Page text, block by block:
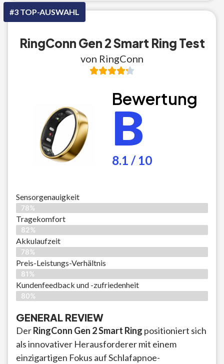
#3 TOP-AUSWAHL
RingConn Gen 2 Smart Ring Test
von RingConn
Bewertung
B
8.1 / 10
Sensorgenauigkeit
78%
Tragekomfort
82%
Akkulaufzeit
78%
Preis-Leistungs-Verhältnis
81%
Kundenfeedback und -zufriedenheit
80%
GENERAL REVIEW
DerRingConn Gen 2 Smart Ring positioniert sich
als innovativer Herausforderer mit einem
einzigartigen Fokus auf Schlafapnoe-